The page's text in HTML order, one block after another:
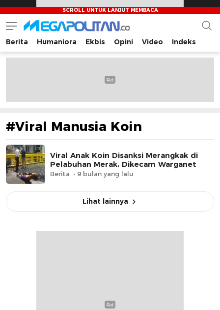
Megapolitan.co
Menyajikan berita-berita fakta bagi pembaca
Berita Humaniora Ekbis Opini Video Indeks
#Viral Manusia Koin
Viral Anak Koin Disanksi Merangkak di
Pelabuhan Merak, Dikecam Warganet
Berita 9 bulan yang lalu
Lihat lainnya